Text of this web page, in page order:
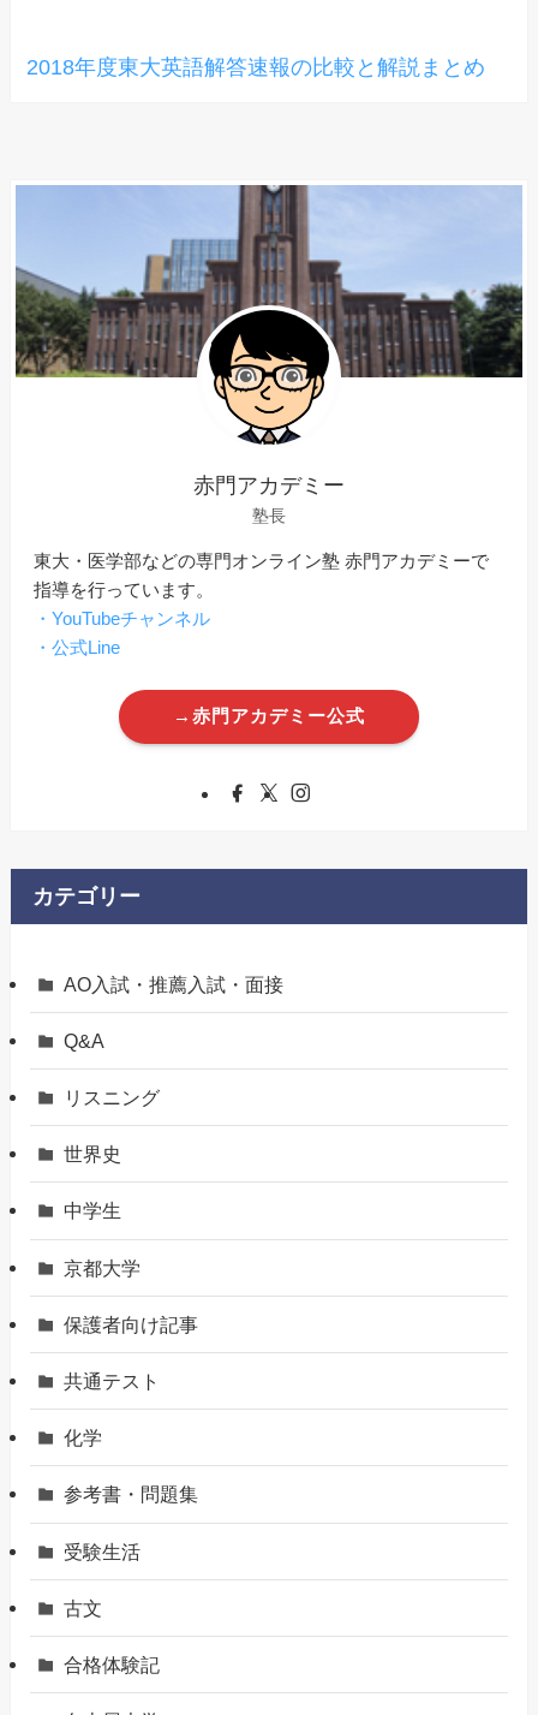
2018年度東大英語解答速報の比較と解説まとめ
赤門アカデミー
塾長
東大・医学部などの専門オンライン塾 赤門アカデミーで
指導を行っています。
・YouTubeチャンネル
・公式Line
→赤門アカデミー公式
カテゴリー
AO入試・推薦入試・面接
Q&A
リスニング
世界史
中学生
京都大学
保護者向け記事
共通テスト
化学
参考書・問題集
受験生活
古文
合格体験記